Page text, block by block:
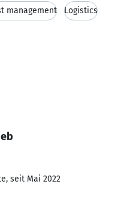
management Logistics
seit Mai 2022